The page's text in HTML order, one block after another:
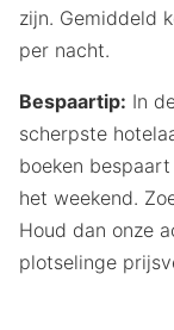
zijn. Gemiddeld
per nacht.
Bespaartip: In
scherpste
boeken
het weekend.
Houd dan onze
plotselinge